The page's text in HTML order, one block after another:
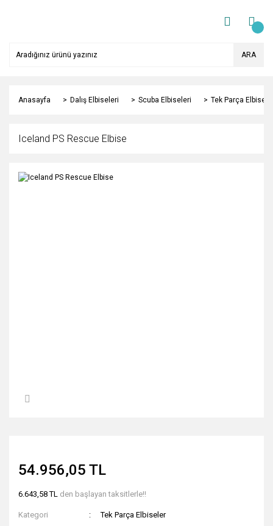
ARA
Anasayfa Dalış Elbiseleri Scuba Elbiseleri Tek Parça
Iceland PS Rescue Elbise
54.956,05 TL
6.643,58 TL den başlayan taksitlerle!!
Kategori
Tek Parça Elbiseler